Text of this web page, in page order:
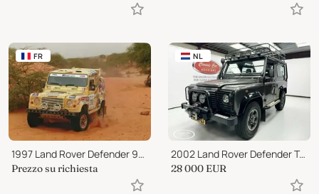
FR
1997 Land Rover Defender 90 Prototype
Prezzo su richiesta
NL
2002 Land Rover Defender Tomb Raider
28 000 EUR